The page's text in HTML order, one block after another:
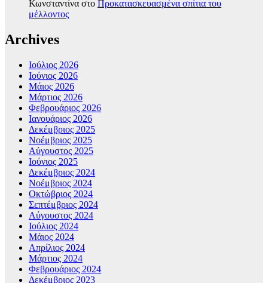
Κωνσταντίνα στο Προκατασκευασμένα σπίτια του
μέλλοντος
Archives
Ιούλιος 2026
Ιούνιος 2026
Μάιος 2026
Μάρτιος 2026
Φεβρουάριος 2026
Ιανουάριος 2026
Δεκέμβριος 2025
Νοέμβριος 2025
Αύγουστος 2025
Ιούνιος 2025
Δεκέμβριος 2024
Νοέμβριος 2024
Οκτώβριος 2024
Σεπτέμβριος 2024
Αύγουστος 2024
Ιούλιος 2024
Μάιος 2024
Απρίλιος 2024
Μάρτιος 2024
Φεβρουάριος 2024
Δεκέμβριος 2023